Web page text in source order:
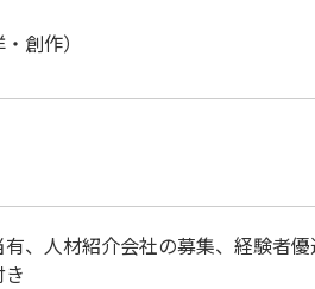
創作）
、人材紹介会社の募集、経験者